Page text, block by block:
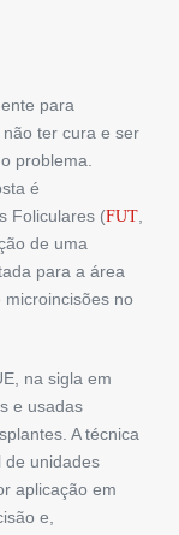
para
ter cura e ser
problema.
é
Foliculares (FUT,
de uma
para a área
no
na sigla em
e usadas
A técnica
de unidades
aplicação em
e,